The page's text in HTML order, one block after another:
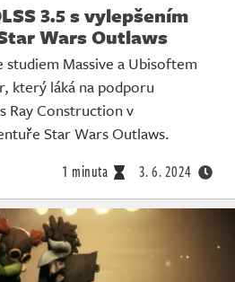
3.5 s vylepšením
Wars Outlaws
studiem Massive a Ubisoftem
který láká na podporu
Ray Construction v
Star Wars Outlaws.
1 minuta 3. 6. 2024